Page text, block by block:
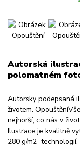
Autorská
polomatném
Autorsky podepsaná
životem.
nejhorší, co nás v
Ilustrace je kvalitně
280 g/m2 technologií,